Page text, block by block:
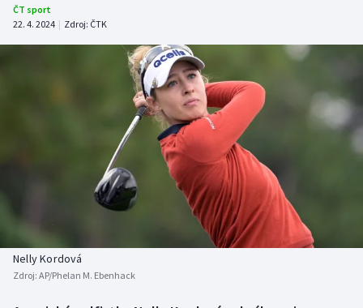
Atletika
Baseball a softbal
Biatlon
Aplikace ČT sport
ČT sport
22. 4. 2024 | Zdroj: ČTK
Nelly Kordová
Zdroj: AP/Phelan M. Ebenhack